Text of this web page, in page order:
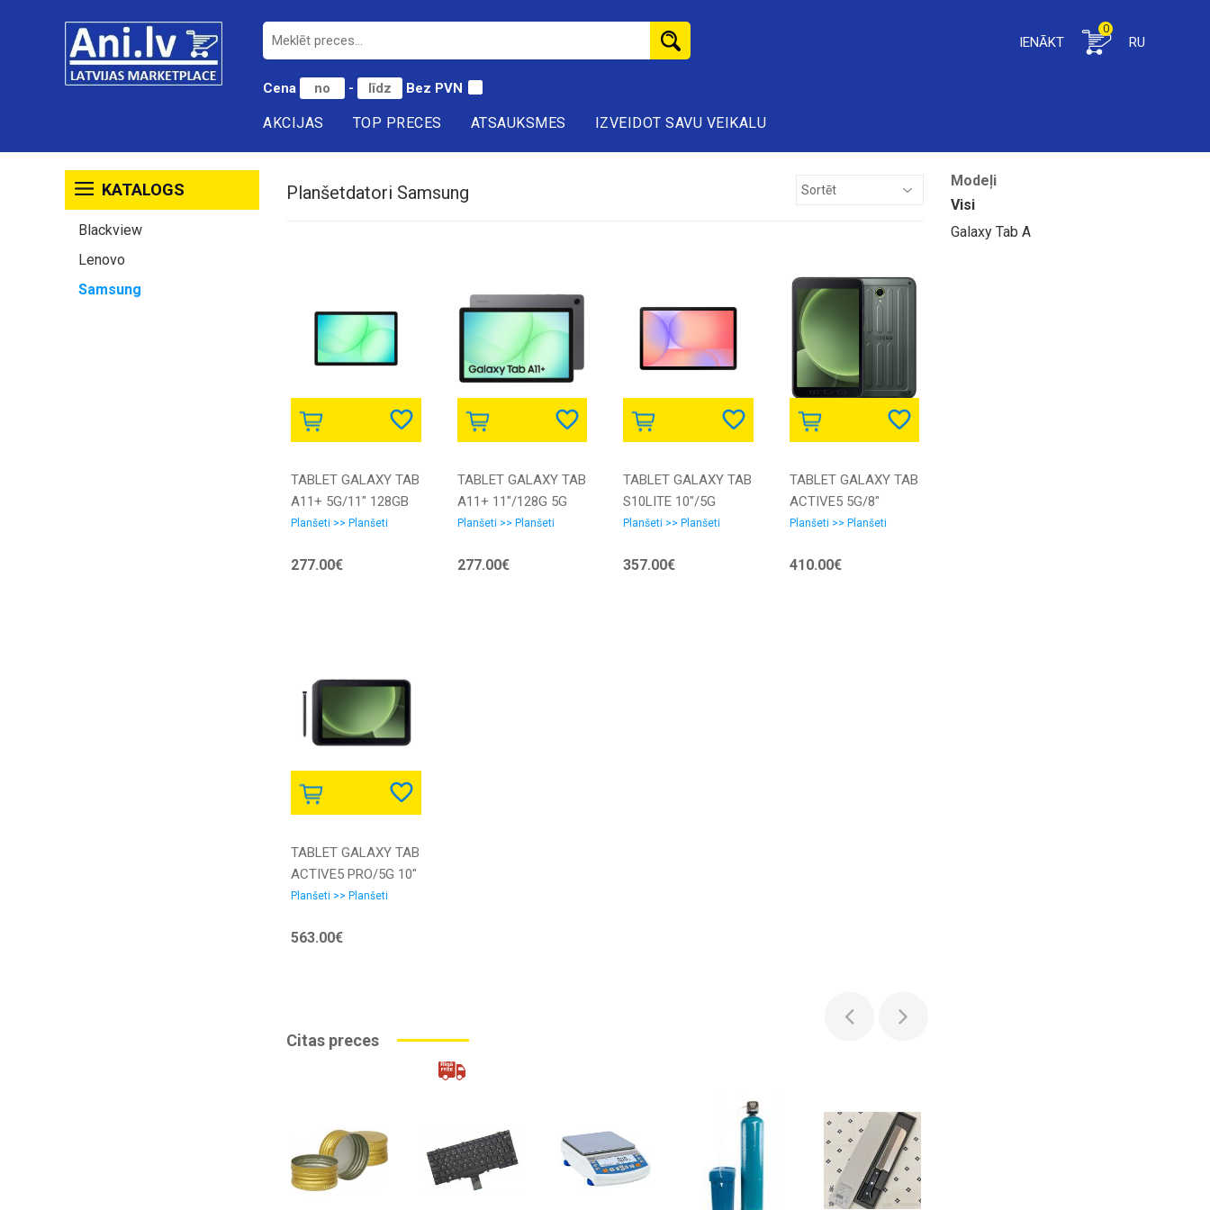
Cena - Bez PVN
IENĀKT
0
RU
AKCIJAS TOP PRECES ATSAUKSMES IZVEIDOT SAVU VEIKALU
KATALOGS
Blackview
Lenovo
Samsung
Planšetdatori Samsung
TABLET GALAXY TAB
A11+ 5G/11" 128GB
SILV SM-X236
Planšeti >> Planšeti
277.00€
TABLET GALAXY TAB
A11+ 11"/128G 5G
GRAY SM-X236B
Planšeti >> Planšeti
277.00€
TABLET GALAXY TAB
S10LITE 10"/5G
128GB SILV. SM-X406
Planšeti >> Planšeti
357.00€
TABLET GALAXY TAB
ACTIVE5 5G/8"
128GB GREEN SM-
Planšeti >> Planšeti
410.00€
TABLET GALAXY TAB
ACTIVE5 PRO/5G 10"
128G GR SM-X356
Planšeti >> Planšeti
563.00€
Citas preces
Modeļi
Visi
Galaxy Tab A